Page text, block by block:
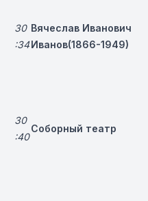
30
:34
Вячеслав Иванович
Иванов(1866-1949)
30
:40
Соборный театр